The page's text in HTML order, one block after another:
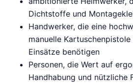
n
k
e
l
i
j
p
r
i
j
s
i
Dichtstoffe und
Handwerker, die eine
manuelle
Einsätze benötigen
Personen, die Wert auf
Handhabung und nützliche